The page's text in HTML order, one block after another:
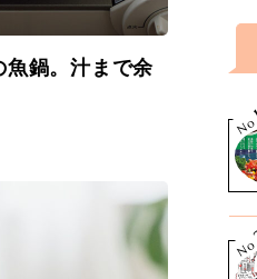
魚鍋。汁まで余